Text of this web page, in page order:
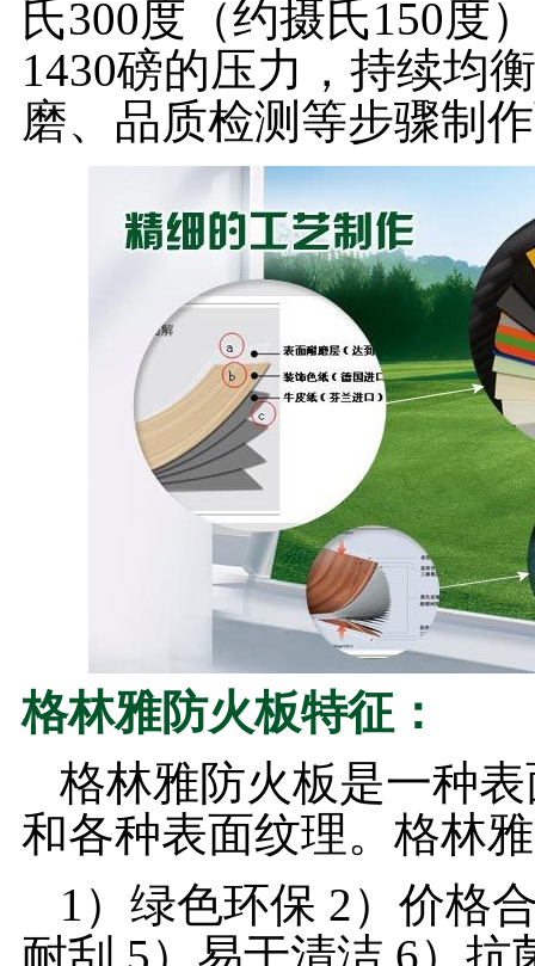
氏300度（约摄氏150度
1430磅的压力，持续均
磨、品质检测等步骤制
格林雅防火板特征：
格林雅防火板是一种
和各种表面纹理。格林
1）绿色环保 2）价格